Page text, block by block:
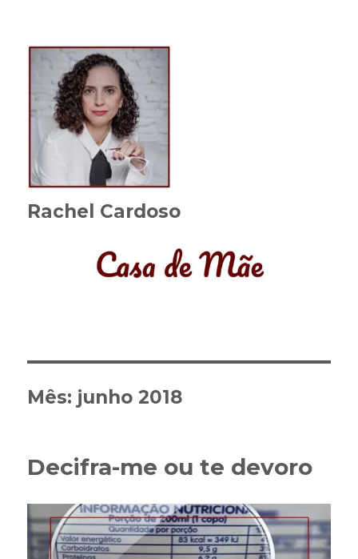
Rachel Cardoso
Mês: junho 2018
Decifra-me ou te devoro